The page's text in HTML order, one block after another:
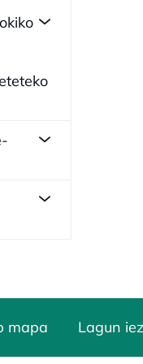
mapa Lagun